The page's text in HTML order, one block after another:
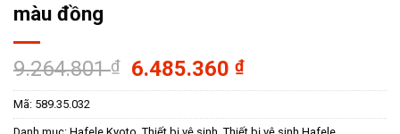
màu đồng
9.264.801₫
Giá
gốc
6.485.360₫Giá
hiện
Mã: 589.35.032